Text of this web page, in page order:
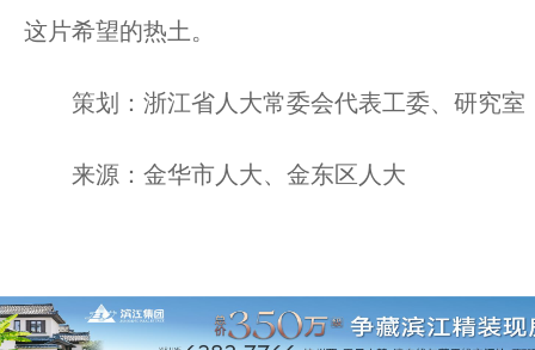
这片希望的热土。
策划：浙江省人大常委会代表工委、研究室
来源：金华市人大、金东区人大